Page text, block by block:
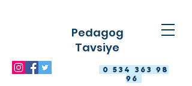
0 534 363 98
96
Pedagog
Tavsiye